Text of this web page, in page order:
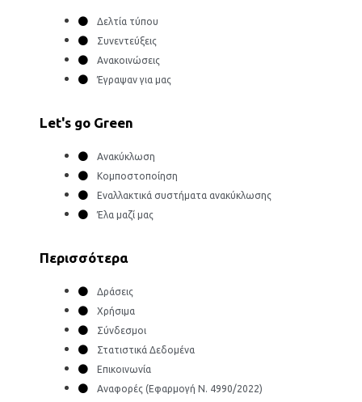
Δελτία τύπου
Συνεντεύξεις
Ανακοινώσεις
Έγραψαν για μας
Let's go Green
Ανακύκλωση
Κομποστοποίηση
Εναλλακτικά συστήματα ανακύκλωσης
Έλα μαζί μας
Περισσότερα
Δράσεις
Χρήσιμα
Σύνδεσμοι
Στατιστικά Δεδομένα
Επικοινωνία
Αναφορές (Εφαρμογή Ν. 4990/2022)